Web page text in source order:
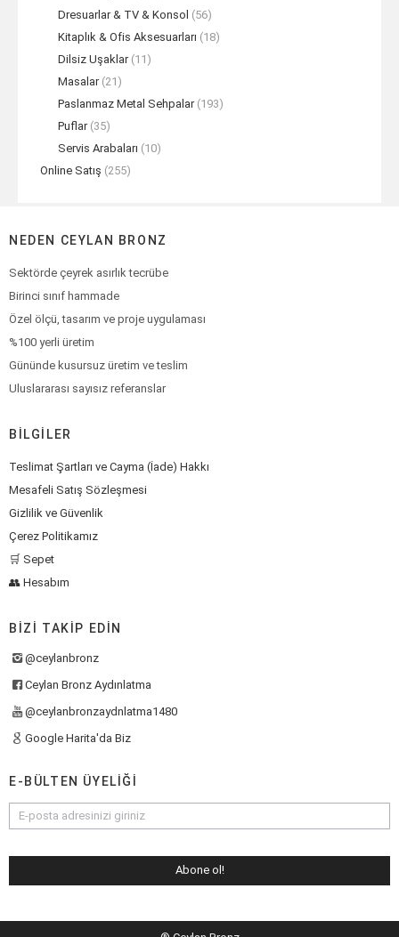
Dresuarlar & TV & Konsol (56)
Kitaplık & Ofis Aksesuarları (18)
Dilsiz Uşaklar (11)
Masalar (21)
Paslanmaz Metal Sehpalar (193)
Puflar (35)
Servis Arabaları (10)
Online Satış (255)
NEDEN CEYLAN BRONZ
Sektörde çeyrek asırlık tecrübe
Birinci sınıf hammade
Özel ölçü, tasarım ve proje uygulaması
%100 yerli üretim
Gününde kusursuz üretim ve teslim
Uluslararası sayısız referanslar
BILGILER
Teslimat Şartları ve Cayma (İade) Hakkı
Mesafeli Satış Sözleşmesi
Gizlilik ve Güvenlik
Çerez Politikamız
🛒 Sepet
👥 Hesabım
BIZI TAKIP EDIN
@ceylanbronz
Ceylan Bronz Aydınlatma
@ceylanbronzaydnlatma1480
Google Harita'da Biz
E-BÜLTEN ÜYELIĞI